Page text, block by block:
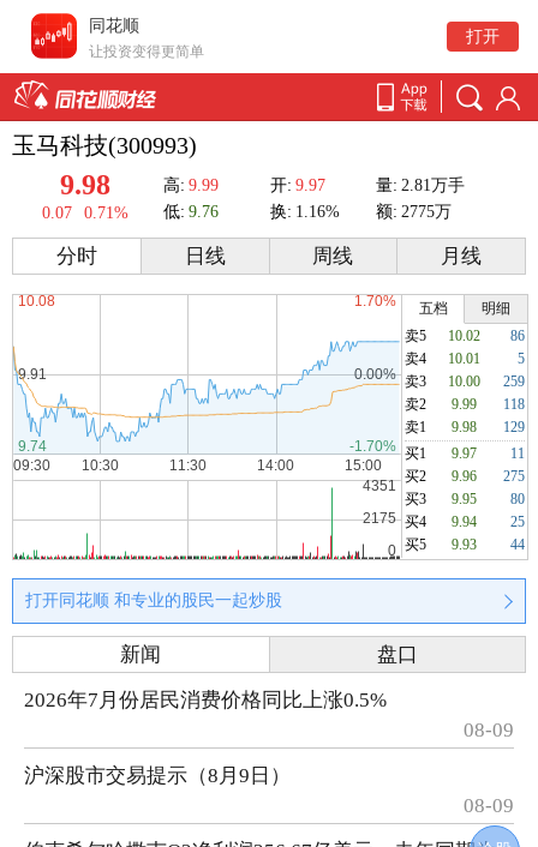
同花顺
让投资变得更简单
打开
玉马科技(300993)
9.98
0.07 0.71%
高: 9.99 开: 9.97 量: 2.81万手
低: 9.76 换: 1.16% 额: 2775万
分时 日线 周线 月线
五档
明细
卖5
10.02
86
卖4
10.01
5
卖3
10.00
259
卖2
9.99
118
卖1
9.98
129
买1
9.97
11
买2
9.96
275
买3
9.95
80
买4
9.94
25
买5
9.93 44
打开同花顺 和专业的股民一起炒股
新闻
盘口
2026年7月份居民消费价格同比上涨0.5%
08-09
沪深股市交易提示（8月9日）
08-09